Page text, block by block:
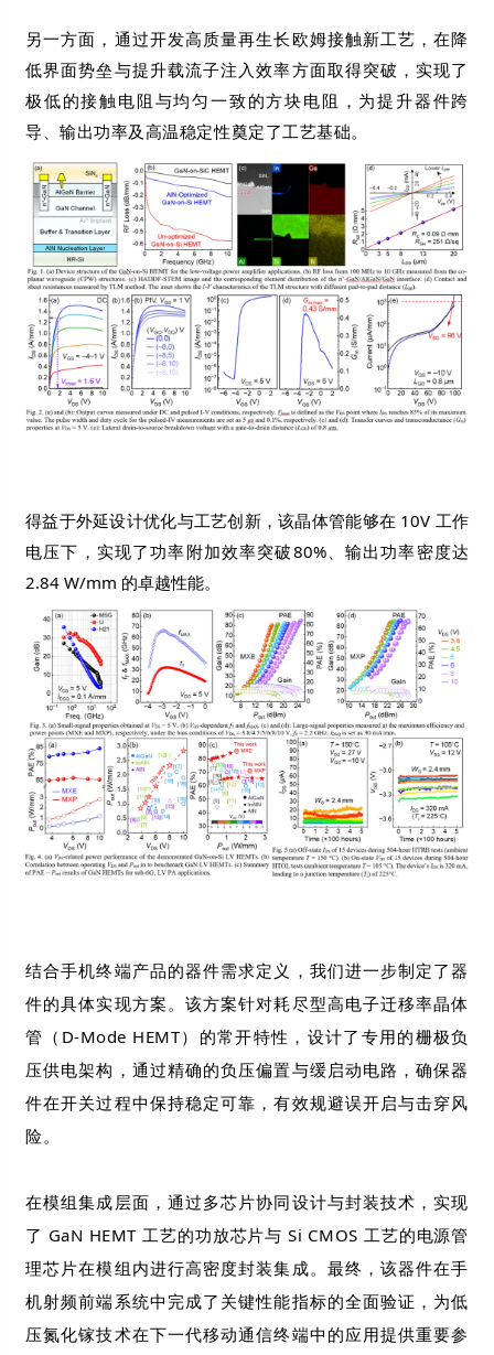
另一方面，通过开发高质量再生长欧姆接触新工艺，在降
低界面势垒与提升载流子注入效率方面取得突破，实现了
极低的接触电阻与均匀一致的方块电阻，为提升器件跨
导、输出功率及高温稳定性奠定了工艺基础。
得益于外延设计优化与工艺创新，该晶体管能够在 10V 工作
电压下，实现了功率附加效率突破80%、输出功率密度达
2.84 W/mm 的卓越性能。
结合手机终端产品的器件需求定义，我们进一步制定了器
件的具体实现方案。该方案针对耗尽型高电子迁移率晶体
管（D-Mode HEMT）的常开特性，设计了专用的栅极负
压供电架构，通过精确的负压偏置与缓启动电路，确保器
件在开关过程中保持稳定可靠，有效规避误开启与击穿风
险。
在模组集成层面，通过多芯片协同设计与封装技术，实现
了 GaN HEMT 工艺的功放芯片与 Si CMOS 工艺的电源管
理芯片在模组内进行高密度封装集成。最终，该器件在手
机射频前端系统中完成了关键性能指标的全面验证，为低
压氮化镓技术在下一代移动通信终端中的应用提供重要参